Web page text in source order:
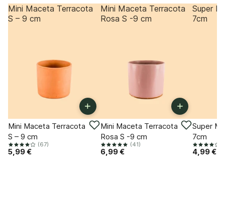
Mini Maceta Terracota
S – 9 cm
+
Mini Maceta Terracota
S – 9 cm
(67)
5,99 €
Mini Maceta Terracota
Rosa S -9 cm
+
Mini Maceta Terracota
Rosa S -9 cm
(41)
6,99 €
Super
7cm
Super
7cm
4,99 €